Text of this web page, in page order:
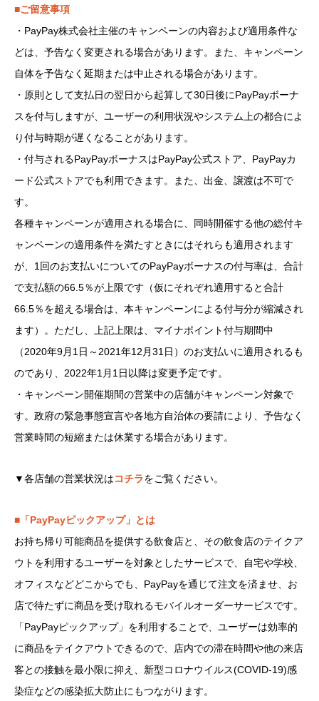
■ご留意事項
・PayPay株式会社主催のキャンペーンの内容および適用条件な
どは、予告なく変更される場合があります。また、キャンペーン
自体を予告なく延期または中止される場合があります。
・原則として支払日の翌日から起算して30日後にPayPayボーナ
スを付与しますが、ユーザーの利用状況やシステム上の都合によ
り付与時期が遅くなることがあります。
・付与されるPayPayボーナスはPayPay公式ストア、PayPayカ
ード公式ストアでも利用できます。また、出金、譲渡は不可で
す。
各種キャンペーンが適用される場合に、同時開催する他の総付キ
ャンペーンの適用条件を満たすときにはそれらも適用されます
が、1回のお支払いについてのPayPayボーナスの付与率は、合計
で支払額の66.5％が上限です（仮にそれぞれ適用すると合計
66.5％を超える場合は、本キャンペーンによる付与分が縮減され
ます）。ただし、上記上限は、マイナポイント付与期間中
（2020年9月1日～2021年12月31日）のお支払いに適用されるも
のであり、2022年1月1日以降は変更予定です。
・キャンペーン開催期間の営業中の店舗がキャンペーン対象で
す。政府の緊急事態宣言や各地方自治体の要請により、予告なく
営業時間の短縮または休業する場合があります。
▼各店舗の営業状況はコチラをご覧ください。
■「PayPayピックアップ」とは
お持ち帰り可能商品を提供する飲食店と、その飲食店のテイクア
ウトを利用するユーザーを対象としたサービスで、自宅や学校、
オフィスなどどこからでも、PayPayを通じて注文を済ませ、お
店で待たずに商品を受け取れるモバイルオーダーサービスです。
「PayPayピックアップ」を利用することで、ユーザーは効率的
に商品をテイクアウトできるので、店内での滞在時間や他の来店
客との接触を最小限に抑え、新型コロナウイルス(COVID-19)感
染症などの感染拡大防止にもつながります。